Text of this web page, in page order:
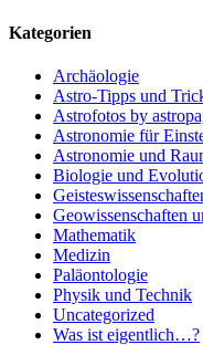
Kategorien
Archäologie
Astro-Tipps und
Astrofotos by
Astronomie für
Astronomie und
Biologie und
Geowissenschaften
Mathematik
Medizin
Paläontologie
Physik und Technik
Uncategorized
Was ist eigentlich…?